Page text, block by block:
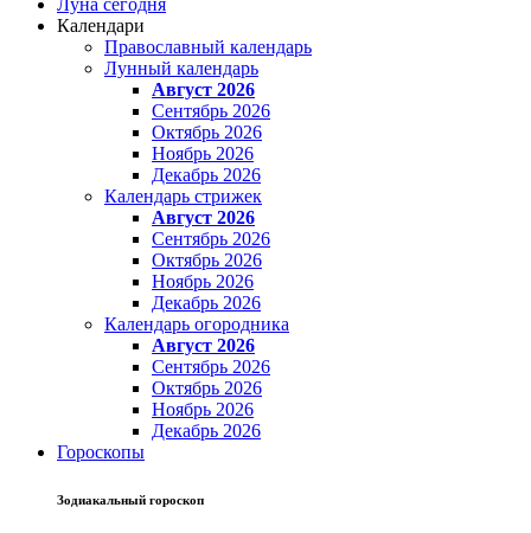
Луна сегодня
Календари
Православный календарь
Лунный календарь
Август 2026
Сентябрь 2026
Октябрь 2026
Ноябрь 2026
Декабрь 2026
Календарь стрижек
Август 2026
Сентябрь 2026
Октябрь 2026
Ноябрь 2026
Декабрь 2026
Календарь огородника
Август 2026
Сентябрь 2026
Октябрь 2026
Ноябрь 2026
Декабрь 2026
Гороскопы
Зодиакальный гороскоп